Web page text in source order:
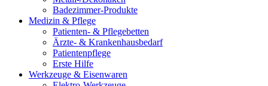
Badezimmer-Produkte
Medizin & Pflege
Patienten- & Pflegebetten
Ärzte- & Krankenhausbedarf
Patientenpflege
Erste Hilfe
Werkzeuge & Eisenwaren